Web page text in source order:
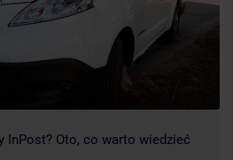
InPost? Oto, co warto wiedzieć